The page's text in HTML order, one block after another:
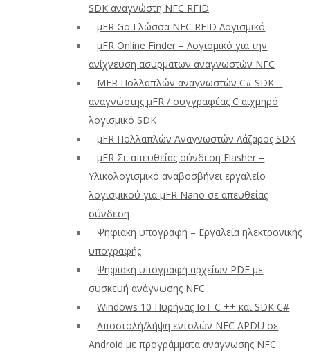
SDK αναγνώστη NFC RFID
μFR Go Γλώσσα NFC RFID Λογισμικό
μFR Online Finder – Λογισμικό για την
ανίχνευση ασύρματων αναγνωστών NFC
ΜFR Πολλαπλών αναγνωστών C# SDK –
αναγνώστης μFR / συγγραφέας C αιχμηρό
λογισμικό SDK
μFR Πολλαπλών Αναγνωστών Λάζαρος SDK
μFR Σε απευθείας σύνδεση Flasher –
Υλικολογισμικό αναβοσβήνει εργαλείο
λογισμικού για μFR Nano σε απευθείας
σύνδεση
Ψηφιακή υπογραφή – Εργαλεία ηλεκτρονικής
υπογραφής
Ψηφιακή υπογραφή αρχείων PDF με
συσκευή ανάγνωσης NFC
Windows 10 Πυρήνας IoT C ++ και SDK C#
Αποστολή/λήψη εντολών NFC APDU σε
Android με προγράμματα ανάγνωσης NFC